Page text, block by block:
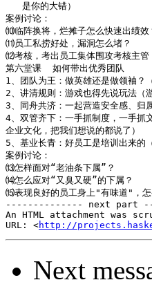
   是你的大错）
案例讨论：
⑽临阵换将，烂摊子怎么快速出绩效
⑾员工私捞好处，漏洞怎么堵？
⑿考核，考出员工集体围攻考核主管
第六堂课  如何带出优秀团队
1、团队为王：做英雄还是做领袖？
2、讲清规则：游戏也得先说玩法（
3、同舟共济：一起营造安全感、归
4、双管齐下：一手抓制度，一手抓
企业文化，把我们想说的都说了）
5、基业长青：好员工是培训出来的
案例讨论：
⒀怎样面对“老油条下属”？
⒁怎么应对“又臭又硬”的下属？
⒂表现良好的员工身上"有味道"，怎
-------------- next part
An HTML attachment was
URL: <http://
Next